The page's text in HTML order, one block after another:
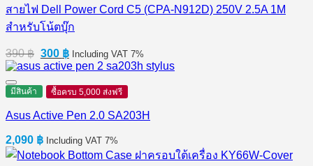
สายไฟ Dell Power Cord C5 (CPA-N912D) 250V 2.5A 1M
สำหรับโน้ตบุ๊ก
390฿ Original
price
390 ฿.
300 ฿Current
price
300 ฿.
Including VAT 7%
มีสินค้า ซื้อครบ 5,000 ส่งฟรี
Asus Active Pen 2.0 SA203H
2,090 ฿ Including VAT 7%